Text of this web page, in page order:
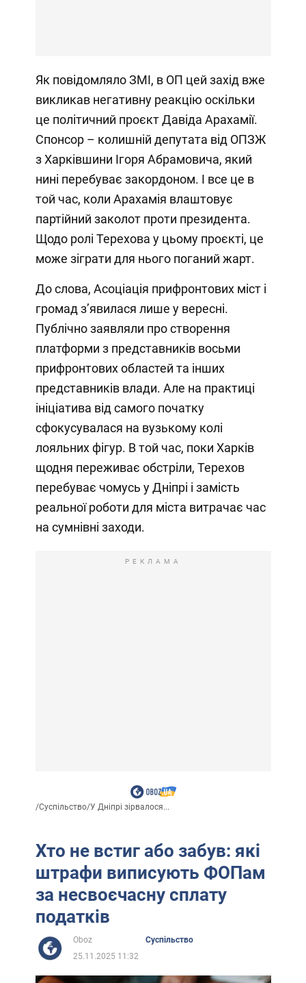
Як повідомляло ЗМІ, в ОП цей захід вже
викликав негативну реакцію оскільки
це політичний проєкт Давіда Арахамії.
Спонсор – колишній депутата від ОПЗЖ
з Харківшини Ігоря Абрамовича, який
нині перебуває закордоном. І все це в
той час, коли Арахамія влаштовує
партійний заколот проти президента.
Щодо ролі Терехова у цьому проєкті, це
може зіграти для нього поганий жарт.
До слова, Асоціація прифронтових міст і
громад з’явилася лише у вересні.
Публічно заявляли про створення
платформи з представників восьми
прифронтових областей та інших
представників влади. Але на практиці
ініціатива від самого початку
сфокусувалася на вузькому колі
лояльних фігур. В той час, поки Харків
щодня переживає обстріли, Терехов
перебуває чомусь у Дніпрі і замість
реальної роботи для міста витрачає час
на сумнівні заходи.
РЕКЛАМА
/Суспільство/У Дніпрі зірвалося...
Хто не встиг або забув: які
штрафи виписують ФОПам
за несвоєчасну сплату
податків
Oboz
Суспільство
25.11.2025 11:32